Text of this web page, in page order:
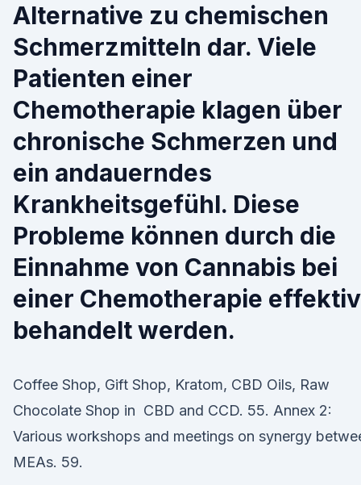
Alternative zu chemischen
Schmerzmitteln dar. Viele
Patienten einer
Chemotherapie klagen über
chronische Schmerzen und
ein andauerndes
Krankheitsgefühl. Diese
Probleme können durch die
Einnahme von Cannabis bei
einer Chemotherapie effektiv
behandelt werden.
Coffee Shop, Gift Shop, Kratom, CBD Oils, Raw
Chocolate Shop in CBD and CCD. 55. Annex 2:
Various workshops and meetings on synergy
MEAs. 59.